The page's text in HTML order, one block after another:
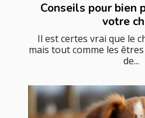
Conseils pour bien
votre
Il est certes vrai que le
mais tout comme les
de...